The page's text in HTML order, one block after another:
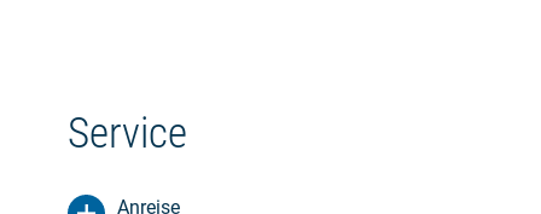
gelangt man anschließend in den
Kummerower See. Dieser gehört zu den größten
deshalb bei Westwind mit Vorsicht zu
Service
Anreise